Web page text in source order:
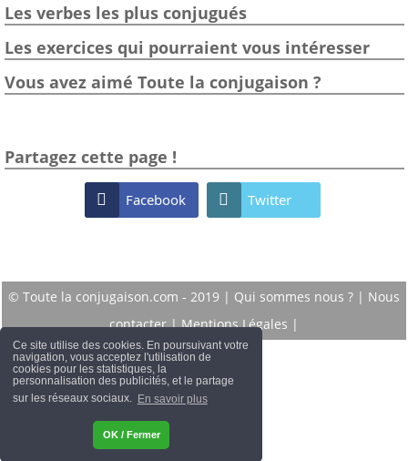
Ce site utilise des cookies. En poursuivant votre
navigation, vous acceptez l'utilisation de
cookies pour les statistiques, la
personnalisation des publicités, et le partage
sur les réseaux sociaux. En savoir plus
OK / Fermer
Les verbes les plus conjugués
Les exercices qui pourraient vous intéresser
Vous avez aimé Toute la conjugaison ?
Partagez cette page !
 Facebook  Twitter
© Toute la conjugaison.com - 2019 | Qui sommes nous ? | Nous
contacter|Mentions Légales |